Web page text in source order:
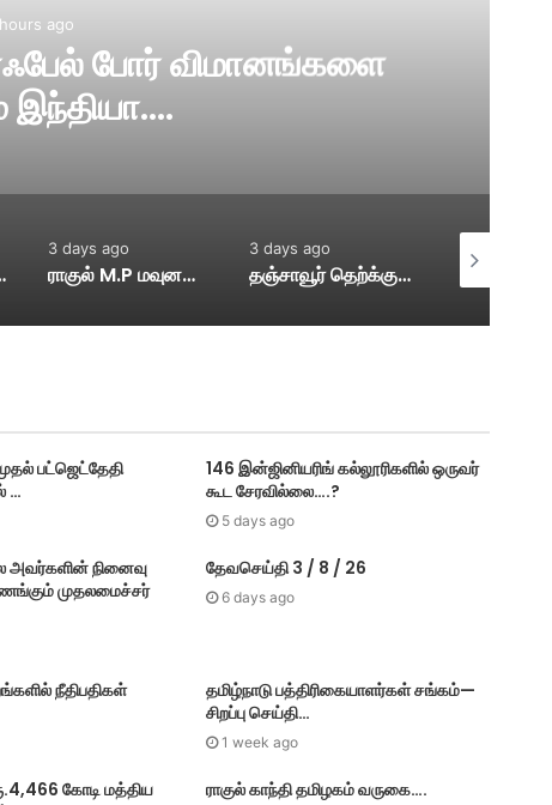
ago
ரஃபேல் போர் விமானங்களை
இந்தியா….
ஆட்சியர் ஆய்வு….
3 days ago
ராகுல் M.P மவுனமாக இருப்பது ஏன்? –ரவி சங்கர் பிரசாத் M.P பா ஜ சாடல்…
3 days ago
தஞ்சாவூர் தெற்க்கு போலீஸார் கேட்ட கேள்விக்கு உதயநிதி பதில்…
பட்​ஜெட்தேதி
…
146 இன்ஜினியரிங் கல்லூரிகளில் ஒருவர்
கூட சேரவில்லை….?
5 days ago
நினைவு
முதலமைச்சர்
தேவசெய்தி 3 / 8 / 26
6 days ago
நீதிபதிகள்
தமிழ்நாடு பத்திரிகையாளர்கள் சங்கம்—
சிறப்பு செய்தி…
1 week ago
கோடி மத்திய
ராகுல் காந்தி தமிழகம் வருகை….